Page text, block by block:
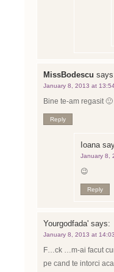
MissBodescu
January 8, 2013 at
Bine te-am regasit 🙂
Reply
Ioana
January 8,
😉
Reply
Yourgodfada' says:
January 8, 2013 at 14:03
F…ck …m-ai facut
pe cand te intorci